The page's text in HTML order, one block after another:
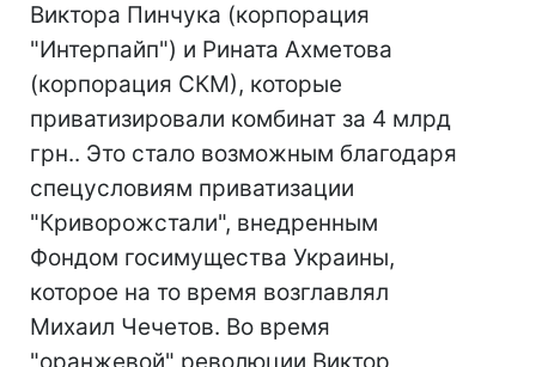
Виктора Пинчука (корпорация
"Интерпайп") и Рината Ахметова
(корпорация СКМ), которые
приватизировали комбинат за 4 млрд
грн.. Это стало возможным благодаря
спецусловиям приватизации
"Криворожстали", внедренным
Фондом госимущества Украины,
которое на то время возглавлял
Михаил Чечетов. Во время